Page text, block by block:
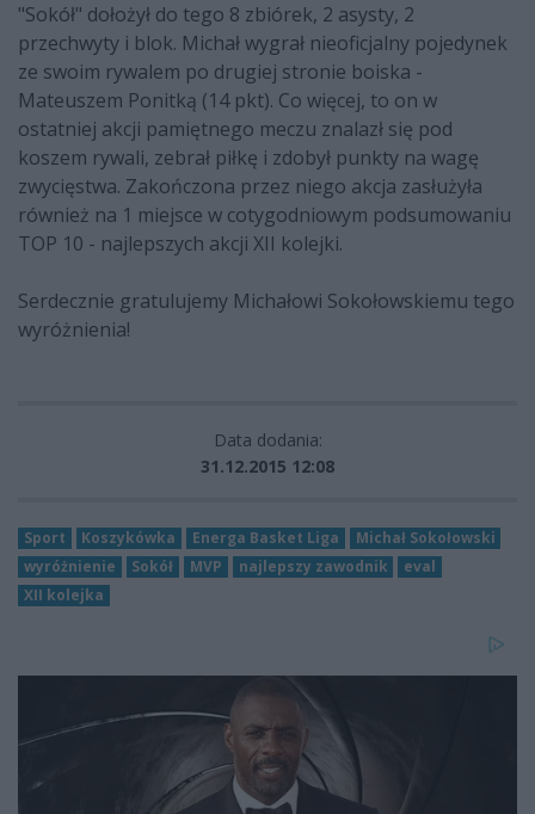
"Sokół" dołożył do tego 8 zbiórek, 2 asysty, 2
przechwyty i blok. Michał wygrał nieoficjalny pojedynek
ze swoim rywalem po drugiej stronie boiska -
Mateuszem Ponitką (14 pkt). Co więcej, to on w
ostatniej akcji pamiętnego meczu znalazł się pod
koszem rywali, zebrał piłkę i zdobył punkty na wagę
zwycięstwa. Zakończona przez niego akcja zasłużyła
również na 1 miejsce w cotygodniowym podsumowaniu
TOP 10 - najlepszych akcji XII kolejki.
Serdecznie gratulujemy Michałowi Sokołowskiemu tego
wyróżnienia!
Data dodania:
31.12.2015 12:08
Sport Koszykówka Energa Basket Liga
Michał Sokołowski
wyróżnienie
Sokół MVP najlepszy zawodnik
eval
XII kolejka